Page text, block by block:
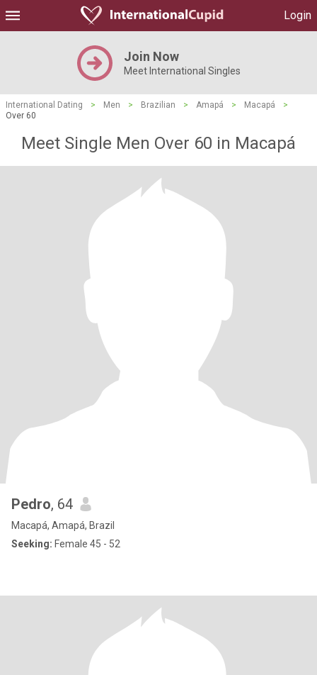
Login
Join Now
Meet International Singles
International Dating > Men > Brazilian > Amapá > Macapá
>
Over 60
Meet Single Men Over 60 in Macapá
Pedro, 64
Macapá, Amapá, Brazil
Seeking: Female 45 - 52